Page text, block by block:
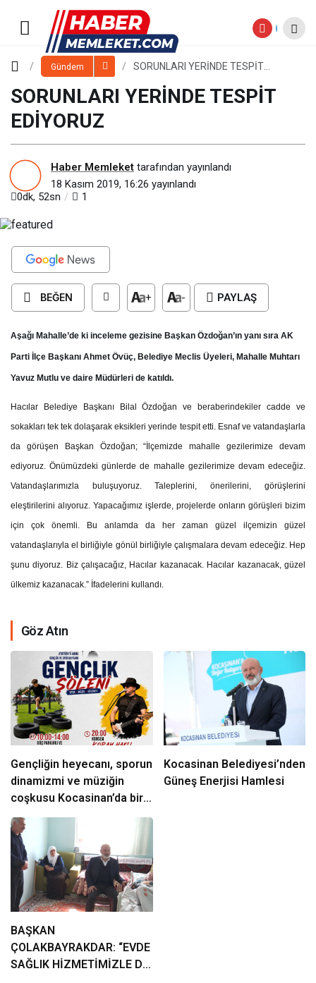
Gündem
SORUNLARI YERİNDE TESPİT
SORUNLARI YERİNDE TESPİT
EDİYORUZ
Haber Memleket tarafından yayınlandı
18 Kasım 2019, 16:26 yayınlandı
0dk, 52sn
1
BEĞEN + - PAYLAŞ
Aşağı Mahalle’de ki inceleme gezisine Başkan Özdoğan’ın yanı sıra AK
Parti İlçe Başkanı Ahmet Övüç, Belediye Meclis Üyeleri, Mahalle Muhtarı
Yavuz Mutlu ve daire Müdürleri de katıldı.
Hacılar Belediye Başkanı Bilal Özdoğan ve beraberindekiler cadde ve
sokakları tek tek dolaşarak eksikleri yerinde tespit etti. Esnaf ve vatandaşlarla
da görüşen Başkan Özdoğan; “İlçemizde mahalle gezilerimize devam
ediyoruz. Önümüzdeki günlerde de mahalle gezilerimize devam edeceğiz.
Vatandaşlarımızla buluşuyoruz. Taleplerini, önerilerini, görüşlerini
eleştirilerini alıyoruz. Yapacağımız işlerde, projelerde onların görüşleri bizim
için çok önemli. Bu anlamda da her zaman güzel ilçemizin güzel
vatandaşlarıyla el birliğiyle gönül birliğiyle çalışmalara devam edeceğiz. Hep
şunu diyoruz. Biz çalışacağız, Hacılar kazanacak. Hacılar kazanacak, güzel
ülkemiz kazanacak.” İfadelerini kullandı.
Göz Atın
Gençliğin heyecanı, sporun
dinamizmi ve müziğin
coşkusu Kocasinan’da bir
araya geliyor!
Kocasinan Belediyesi’nden
Güneş Enerjisi Hamlesi
BAŞKAN
ÇOLAKBAYRAKDAR: “EVDE
SAĞLIK HİZMETİMİZLE DE
SORUNLARI YERİNDE TESPİT
EDİYORUZ
Yorum Yap